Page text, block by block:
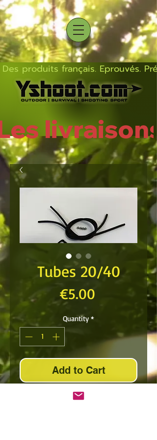
Des produits français. Eprouvés.
Tubes 20/40
€5.00Price
Quantity *
Add to Cart
Very fast and powerful!